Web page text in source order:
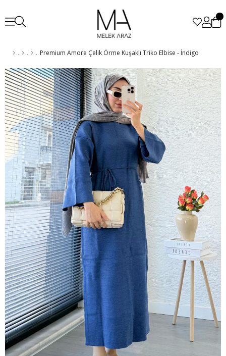
Premium Amore Çelik Örme Kuşaklı Triko Elbise - İndigo